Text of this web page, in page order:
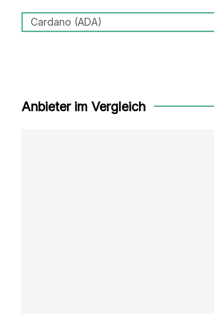
Cardano (ADA)
Anbieter im Vergleich